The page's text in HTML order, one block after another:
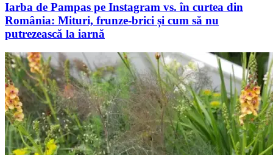
Iarba de Pampas pe Instagram vs. în curtea din
România: Mituri, frunze-brici și cum să nu
putrezească la iarnă